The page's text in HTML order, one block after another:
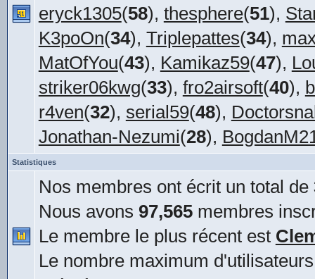
eryck1305(58), thesphere(51),
K3poOn(34), Triplepattes(34),
MatOfYou(43), Kamikaz59(47),
striker06kwg(33), fro2airsoft(40),
r4ven(32), serial59(48),
Jonathan-Nezumi(28),
Statistiques
Nos membres ont écrit un total de
Nous avons 97,565membres
Le membre le plus récent est
Le nombre maximum